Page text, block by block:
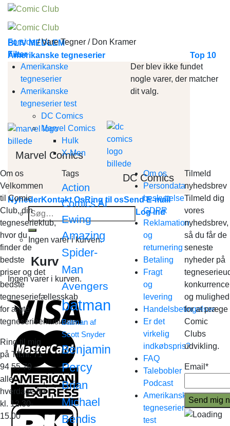
Skip
content
BLIV MEDLEM
Amerikanske tegneserier
Marvel Comics
DC Comics
Top 10
NyhederKontakt OsRing til osSend E-mail
Søg
efter:
Log ind
Ingen varer i kurven.
Kurv
Ingen varer i kurven.
Forside /Vare Tegner /Don Kramer
Filter
Amerikanske
tegneserier
Amerikanske
tegneserier test
DC Comics
Marvel Comics
Hulk
X-Men
Der blev ikke fundet
nogle varer, der matcher
dit valg.
Om os
Velkommen
til Comic
Club, din
tegneserieklub,
hvor du
finder de
bedste
priser og det
bedste
tegneseriefællesskab
for ægte
tegneserieentusiaster.
Ring til mig
på Tlf.nr. 71
94 55 70
alle
hverdage fra
kl. 12.30-
15.00
Tags
Action
ComicsAl
Ewing
Amazing
Spider-
Man
Avengers
batman
Batman af
Scott Snyder
Benjamin
Percy
Brian
Michael
Bendis
Om os
Persondata
beskyttelse
GDPR
Reklamation
og
returnering
Betaling
Fragt
og
levering
Handelsbetingelser
Er det
virkelig
indkøbspris?
FAQ
Talebobler
Podcast
Amerikanske
tegneserier
test
Tilmeld
nyhedsbrev
Tilmeld dig
vores
nyhedsbrev,
så du får de
seneste
nyheder på
og mulighed
for at præge
Comic
Clubs
udvikling.
Email*